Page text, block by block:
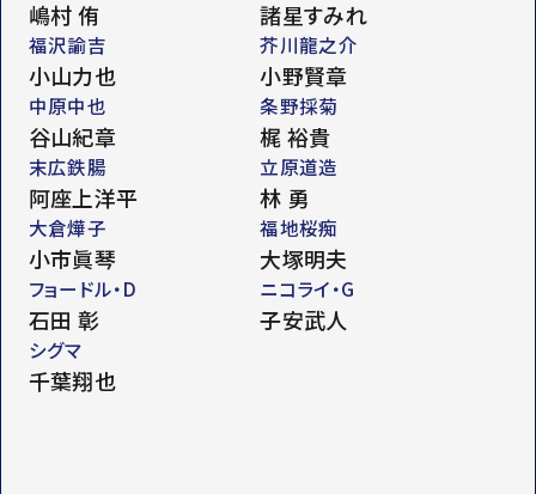
嶋村 侑 諸星すみれ
福沢諭吉
小山力也
芥川龍之介
小野賢章
中原中也
谷山紀章
条野採菊
梶 裕貴
末広鉄腸
阿座上洋平
立原道造
林 勇
大倉燁子
小市眞琴
福地桜痴
大塚明夫
フョードル・D
石田 彰
ニコライ・G
子安武人
シグマ
千葉翔也